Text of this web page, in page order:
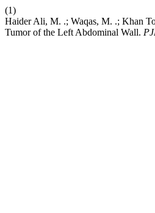
(1)
Haider Ali, M. .; Waqas, M. .; Khan
Tumor of the Left Abdominal Wall.